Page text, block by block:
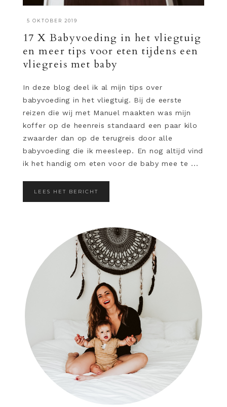
5 OKTOBER 2019
17 X Babyvoeding in het vliegtuig
en meer tips voor eten tijdens een
vliegreis met baby
In deze blog deel ik al mijn tips over
babyvoeding in het vliegtuig. Bij de eerste
reizen die wij met Manuel maakten was mijn
koffer op de heenreis standaard een paar kilo
zwaarder dan op de terugreis door alle
babyvoeding die ik meesleep. En nog altijd vind
ik het handig om eten voor de baby mee te ...
LEES HET BERICHT